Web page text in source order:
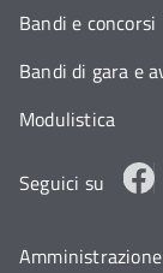
Bandi e concorsi
Bandi di gara e
Modulistica
Seguici su